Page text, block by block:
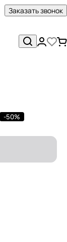
Заказать звонок
-50%